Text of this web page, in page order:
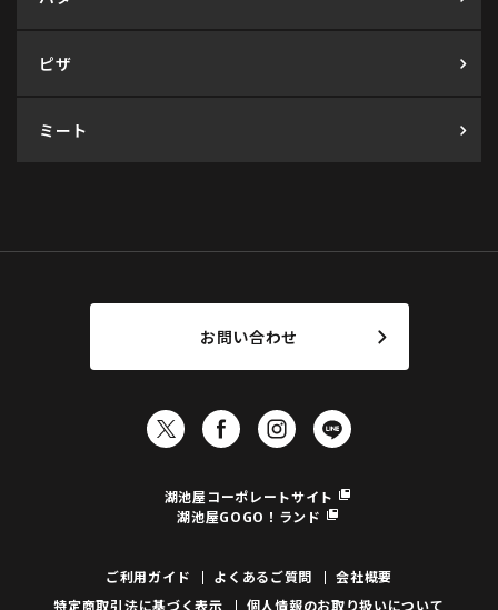
ピザ
ミート
お問い合わせ
湖池屋コーポレートサイト
湖池屋GOGO！ランド
ご利用ガイド よくあるご質問
会社概要
特定商取引法に基づく表示
個人情報のお取り扱いについて